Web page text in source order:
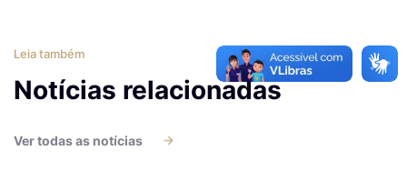
Leia também
Notícias relacionadas
Ver todas as notícias